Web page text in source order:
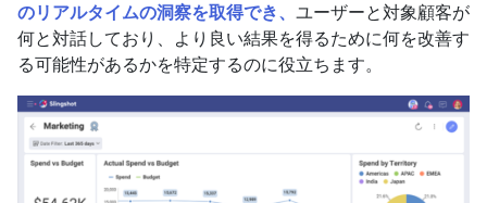
のリアルタイムの洞察を取得でき、 ユーザーと対象顧客が
何と対話しており、より良い結果を得るために何を改善す
る可能性があるかを特定するのに役立ちます。